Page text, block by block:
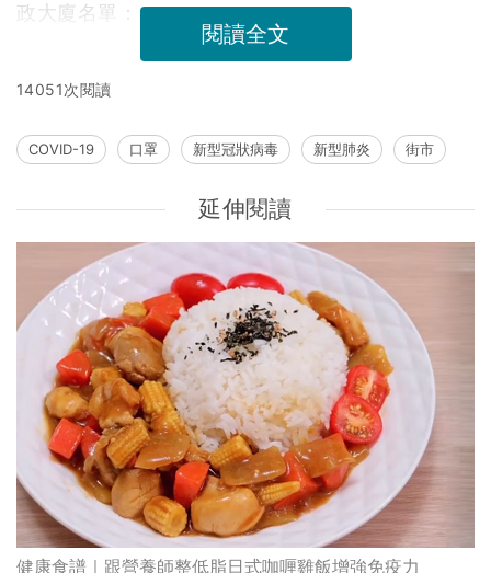
政大廈名單：
閱讀全文
14051次閱讀
COVID-19 口罩 新型冠狀病毒 新型肺炎 街市
延伸閱讀
健康食譜｜跟營養師整低脂日式咖喱雞飯增強免疫力